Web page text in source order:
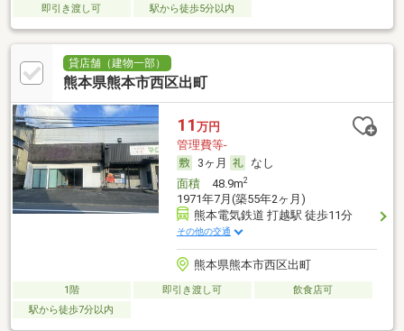
即引き渡し可 駅から徒歩5分以内
貸店舗（建物一部）
熊本県熊本市西区出町
11 万円
管理費等-
3ヶ月
なし
面積48.9m2
1971年7月(築55年2ヶ月)
熊本電気鉄道 打越駅 徒歩11分
その他の交通
熊本県熊本市西区出町
1階 即引き渡し可
飲食店可
駅から徒歩7分以内